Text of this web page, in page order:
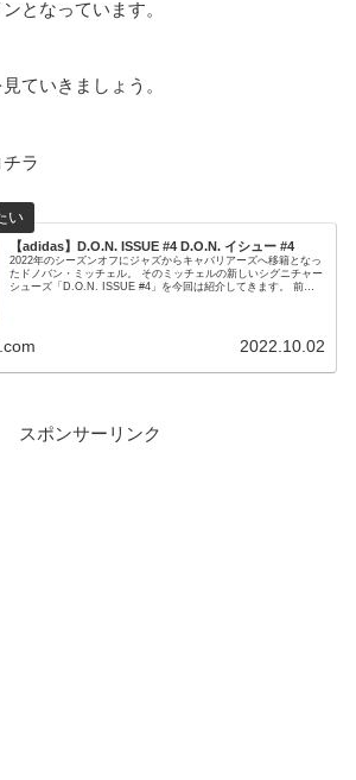
となっています。
ていきましょう。
ラ
【adidas】D.O.N. ISSUE #4 D.O.N. イシュー #4
2022年のシーズンオフにジャズからキャバリアーズへ移籍となっ
たドノバン・ミッチェル。 そのミッチェルの新しいシグニチャー
シューズ「D.O.N. ISSUE #4」を今回は紹介してきます。 前作
2022.10.02
スポンサーリンク